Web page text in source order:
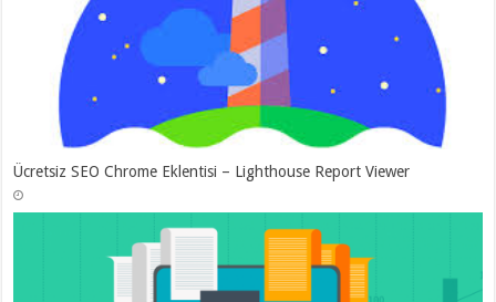
Ücretsiz SEO Chrome Eklentisi – Lighthouse Report Viewer